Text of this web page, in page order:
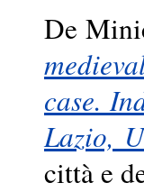
De
case.
Lazio,
città e